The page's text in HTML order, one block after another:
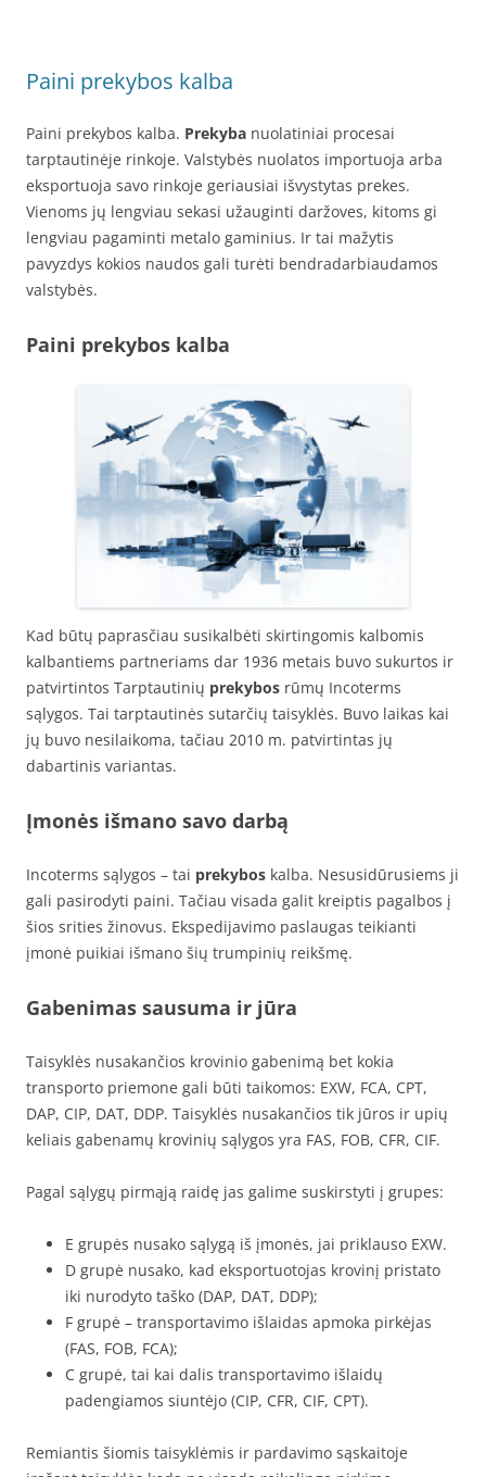
Paini prekybos kalba
Paini prekybos kalba. Prekyba nuolatiniai procesai
tarptautinėje rinkoje. Valstybės nuolatos importuoja arba
eksportuoja savo rinkoje geriausiai išvystytas prekes.
Vienoms jų lengviau sekasi užauginti daržoves, kitoms gi
lengviau pagaminti metalo gaminius. Ir tai mažytis
pavyzdys kokios naudos gali turėti bendradarbiaudamos
valstybės.
Paini prekybos kalba
Kad būtų paprasčiau susikalbėti skirtingomis kalbomis
kalbantiems partneriams dar 1936 metais buvo sukurtos ir
patvirtintos Tarptautinių prekybos rūmų Incoterms
sąlygos. Tai tarptautinės sutarčių taisyklės. Buvo laikas kai
jų buvo nesilaikoma, tačiau 2010 m. patvirtintas jų
dabartinis variantas.
Įmonės išmano savo darbą
Incoterms sąlygos – tai prekybos kalba. Nesusidūrusiems ji
gali pasirodyti paini. Tačiau visada galit kreiptis pagalbos į
šios srities žinovus. Ekspedijavimo paslaugas teikianti
įmonė puikiai išmano šių trumpinių reikšmę.
Gabenimas sausuma ir jūra
Taisyklės nusakančios krovinio gabenimą bet kokia
transporto priemone gali būti taikomos: EXW, FCA, CPT,
DAP, CIP, DAT, DDP. Taisyklės nusakančios tik jūros ir upių
keliais gabenamų krovinių sąlygos yra FAS, FOB, CFR, CIF.
Pagal sąlygų pirmąją raidę jas galime suskirstyti į grupes:
E grupės nusako sąlygą iš įmonės, jai priklauso EXW.
D grupė nusako, kad eksportuotojas krovinį pristato
iki nurodyto taško (DAP, DAT, DDP);
F grupė – transportavimo išlaidas apmoka pirkėjas
(FAS, FOB, FCA);
C grupė, tai kai dalis transportavimo išlaidų
padengiamos siuntėjo (CIP, CFR, CIF, CPT).
Remiantis šiomis taisyklėmis ir pardavimo sąskaitoje